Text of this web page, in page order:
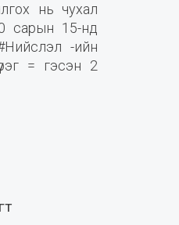
нь чухал
сарын 15-нд
-ийн
= гэсэн 2